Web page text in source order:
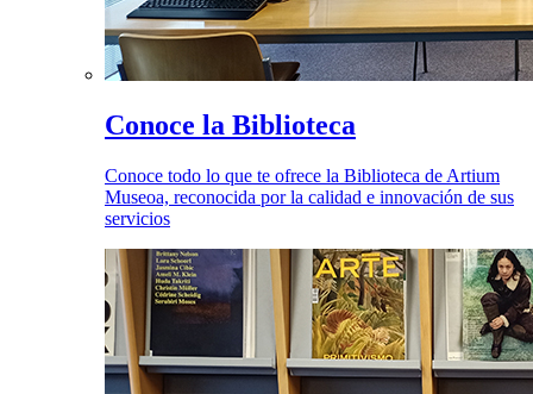
Conoce la Biblioteca
Conoce todo lo que te ofrece la Biblioteca de Artium
Museoa, reconocida por la calidad e innovación de sus
servicios